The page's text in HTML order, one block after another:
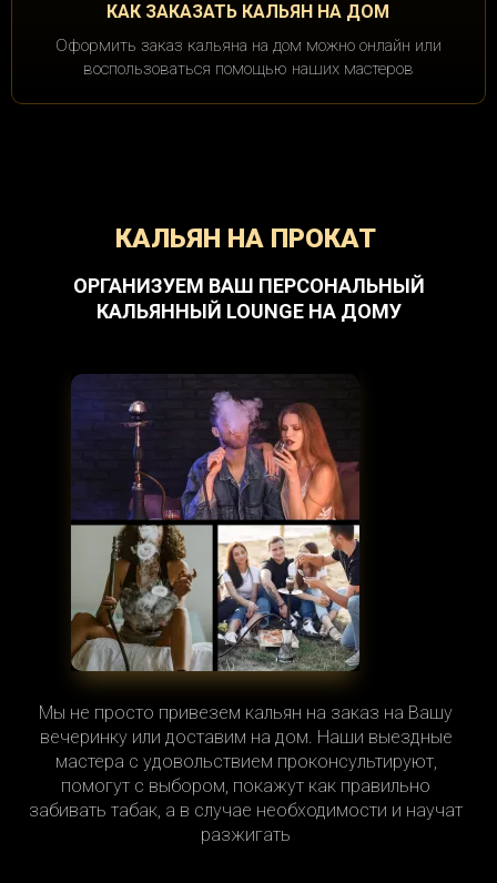
КАК ЗАКАЗАТЬ КАЛЬЯН НА ДОМ
Оформить заказ кальяна на дом можно онлайн или
воспользоваться помощью наших мастеров
КАЛЬЯН НА ПРОКАТ
ОРГАНИЗУЕМ ВАШ ПЕРСОНАЛЬНЫЙ
КАЛЬЯННЫЙ LOUNGE НА ДОМУ
Мы не просто привезем кальян на заказ на Вашу
вечеринку или доставим на дом. Наши выездные
мастера с удовольствием проконсультируют,
помогут с выбором, покажут как правильно
забивать табак, а в случае необходимости и научат
разжигать